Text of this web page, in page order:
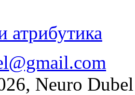
атрибутика
Neuro Dubel